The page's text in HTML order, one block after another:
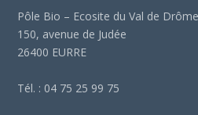
Pôle Bio – Ecosite du Val de Drôme
150, avenue de Judée
26400 EURRE
Tél. : 04 75 25 99 75